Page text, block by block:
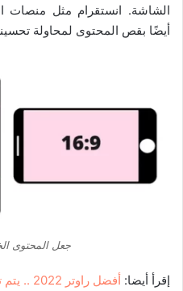
الشاشة. انستقرام مثل منصات
أيضًا بقص المحتوى لمحاولة
جعل المحتوى
إقرأ أيضا: أفضل راوتر 2022 .. يتم تحديث القائمة باستمرار